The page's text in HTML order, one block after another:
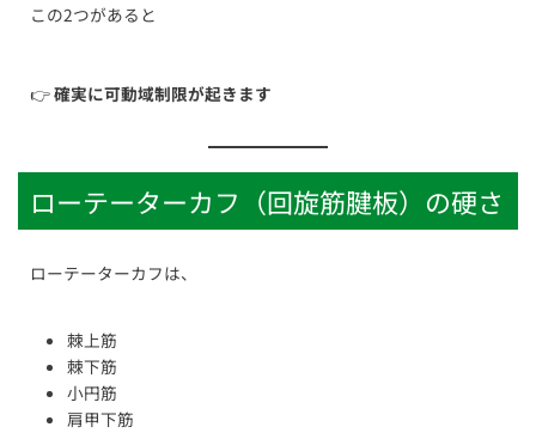
この2つがあると
👉確実に可動域制限が起きます
ローテーターカフ（回旋筋腱板）の硬さ
ローテーターカフは、
棘上筋
棘下筋
小円筋
肩甲下筋